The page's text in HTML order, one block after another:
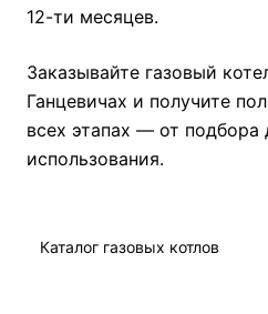
12-ти месяцев.
Заказывайте газовый
Ганцевичах и получите
всех этапах — от подбора
использования.
Каталог газовых котлов